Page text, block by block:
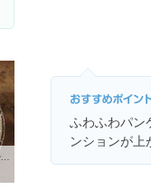
ふわふわパン
ンションが上
パンケーキマニア必見！】つくばでパンケーキが食べれるお店6選 ...